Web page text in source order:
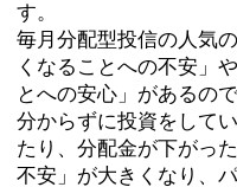
す。
毎月分配型投信の人気
くなることへの不安」
とへの安心」があるの
分からずに投資をして
たり、分配金が下がっ
不安」が大きくなり、